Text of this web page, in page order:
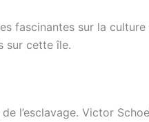
fascinantes sur la
sur cette île.
l’esclavage. Victor